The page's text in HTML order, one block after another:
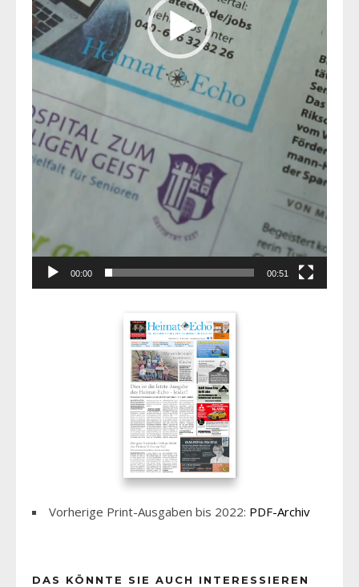
00:00 00:51
Vorherige Print-Ausgaben bis 2022: PDF-Archiv
DAS KÖNNTE SIE AUCH INTERESSIEREN